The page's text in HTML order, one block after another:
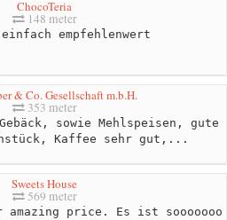
ChocoTeria
148 meter
empfehlenwert
& Co. Gesellschaft m.b.H.
353 meter
sowie Mehlspeisen, gute
Kaffee sehr gut,...
Sweets House
569 meter
price. Es ist sooooooo